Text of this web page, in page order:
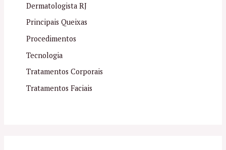
Dermatologista RJ
Principais Queixas
Procedimentos
Tecnologia
Tratamentos Corporais
Tratamentos Faciais